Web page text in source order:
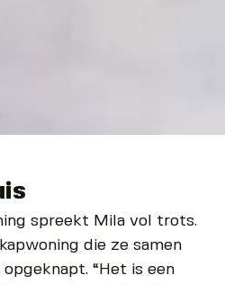
spreekt Mila vol trots.
die ze samen
“Het is een